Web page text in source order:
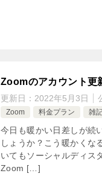
Zoomのアカウント更
更新日： 2022年5月3日
Zoom 料金プラン 雑
今日も暖かい日差しが続
しょうか？こう暖かくな
いてもソーシャルディス
Zoom […]